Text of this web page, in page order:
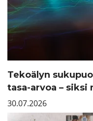
Tekoälyn
tasa-arvoa –
30.07.2026